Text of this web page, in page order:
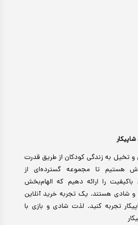
و تخیل به زندگی کودکان از طریق قدرت
هستیم تا مجموعه گسترده‌ای از
باکیفیت را ارائه دهیم که الهام‌بخش
و شادی هستند. یک تجربه خرید آنلاین
تجربه کنید. لذت شادی و بازی با